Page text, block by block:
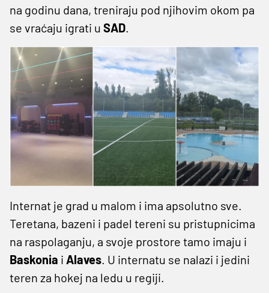
na godinu dana, treniraju pod njihovim okom pa
se vraćaju igrati u SAD.
Internat je grad u malom i ima apsolutno sve.
Teretana, bazeni i padel tereni su pristupnicima
na raspolaganju, a svoje prostore tamo imaju i
Baskonia i Alaves. U internatu se nalazi i jedini
teren za hokej na ledu u regiji.